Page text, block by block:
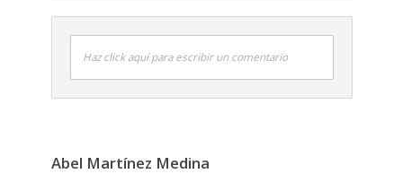
Haz click aquí para escribir un comentario
Abel Martínez Medina